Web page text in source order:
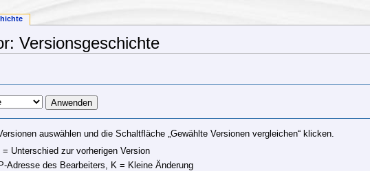
Versionsgeschichte
auswählen und die Schaltfläche „Gewählte Versionen vergleichen“ klicken.
Unterschied zur vorherigen Version
Adresse des Bearbeiters, K = Kleine Änderung